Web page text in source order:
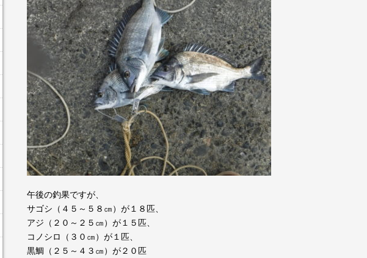
午後の釣果ですが、
サゴシ（４５～５８㎝）が１８匹、
アジ（２０～２５㎝）が１５匹、
コノシロ（３０㎝）が１匹、
黒鯛（２５～４３㎝）が２０匹